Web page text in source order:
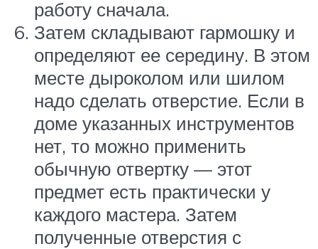
работу сначала.
Затем складывают гармошку и
определяют ее середину. В этом
месте дыроколом или шилом
надо сделать отверстие. Если в
доме указанных инструментов
нет, то можно применить
обычную отвертку — этот
предмет есть практически у
каждого мастера. Затем
полученные отверстия с